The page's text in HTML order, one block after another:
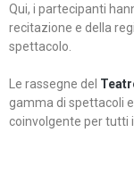
Qui, i partecipanti
recitazione e della
spettacolo.
Le rassegne del
gamma di spettacoli
coinvolgente per tutti i